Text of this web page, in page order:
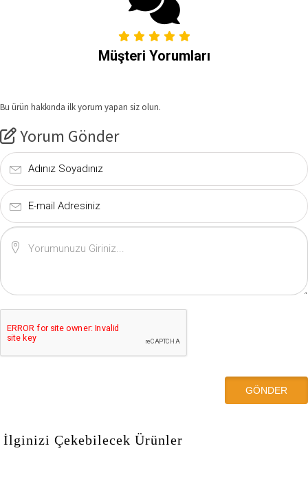
Müşteri Yorumları
Bu ürün hakkında ilk yorum yapan siz olun.
Yorum Gönder
İlginizi Çekebilecek Ürünler